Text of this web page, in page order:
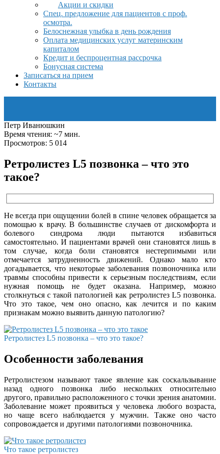
Акции и скидки
Спец. предложение для пациентов с проф.
осмотра.
Белоснежная улыбка в день рождения
Оплата медицинских услуг материнским
капиталом
Кредит и беспроцентная рассрочка
Бонусная система
Записаться на прием
Контакты
Петр Иванюшкин
Время чтения: ~7 мин.
Просмотров: 5 014
Ретролистез L5 позвонка – что это
такое?
Не всегда при ощущении болей в спине человек обращается за
помощью к врачу. В большинстве случаев от дискомфорта и
болевого синдрома люди пытаются избавиться
самостоятельно. И пациентами врачей они становятся лишь в
том случае, когда боли становятся нестерпимыми или
отмечается затрудненность движений. Однако мало кто
догадывается, что некоторые заболевания позвоночника или
травмы способны привести к серьезным последствиям, если
нужная помощь не будет оказана. Например, можно
столкнуться с такой патологией как ретролистез L5 позвонка.
Что это такое, чем оно опасно, как лечится и по каким
признакам можно выявить данную патологию?
Ретролистез L5 позвонка – что это такое?
Особенности заболевания
Ретролистезом называют такое явление как соскальзывание
назад одного позвонка либо нескольких относительно
другого, правильно расположенного с точки зрения анатомии.
Заболевание может проявиться у человека любого возраста,
но чаще всего наблюдается у мужчин. Также оно часто
сопровождается и другими патологиями позвоночника.
Что такое ретролистез